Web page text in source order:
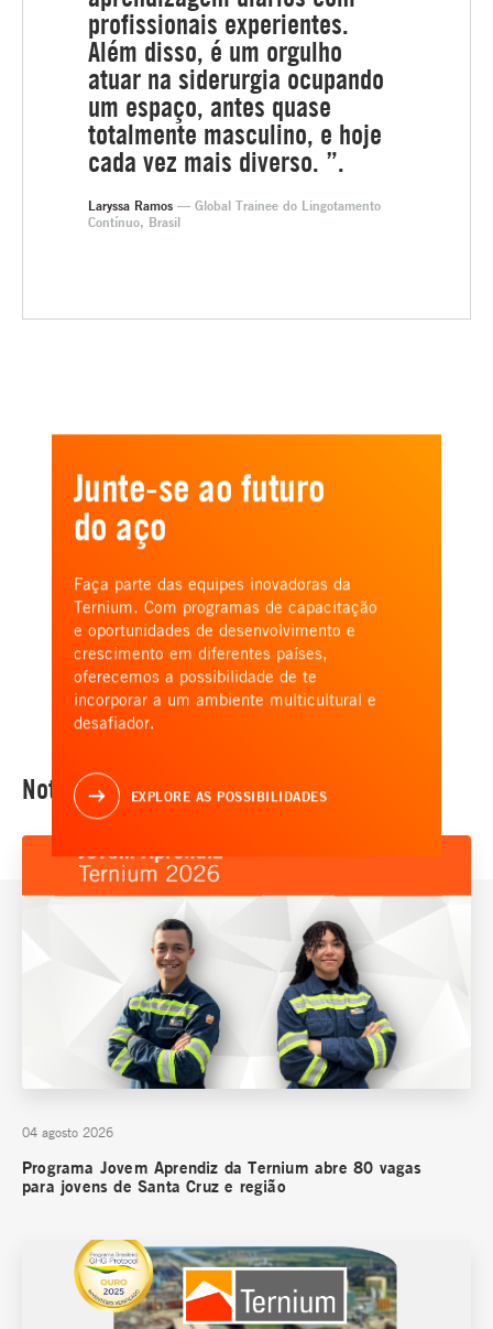
profissionais experientes.
Além disso, é um orgulho
atuar na siderurgia ocupando
um espaço, antes quase
totalmente masculino, e hoje
cada vez mais diverso. ”.
Laryssa Ramos — Global Trainee do Lingotamento
Contínuo, Brasil
Junte-se ao futuro
do aço
Faça parte das equipes inovadoras da
Ternium. Com programas de capacitação
e oportunidades de desenvolvimento e
crescimento em diferentes países,
oferecemos a possibilidade de te
incorporar a um ambiente multicultural e
desafiador.
EXPLORE AS POSSIBILIDADES
Notícias
04 agosto 2026
Programa Jovem Aprendiz da Ternium abre 80 vagas
para jovens de Santa Cruz e região